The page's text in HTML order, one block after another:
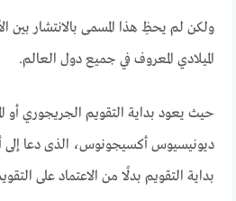
ولكن لم يحظِ هذا المسمى بالانتشار بين
الميلادي المعروف في جميع دول العالم.
حيث يعود بداية التقويم الجريجوري أو
ديونيسيوس أكسيجونوس، الذى دعا إلى
بداية التقويم بدلًا من الاعتماد على